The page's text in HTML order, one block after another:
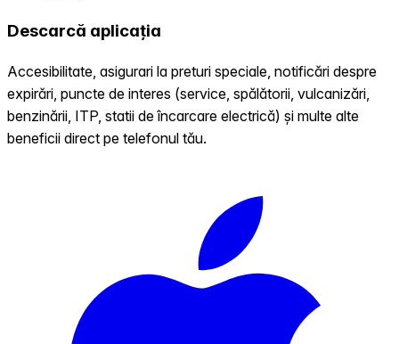
Descarcă aplicația
Accesibilitate, asigurari la preturi speciale, notificări despre
expirări, puncte de interes (service, spălătorii, vulcanizări,
benzinării, ITP, statii de încarcare electrică) și multe alte
beneficii direct pe telefonul tău.